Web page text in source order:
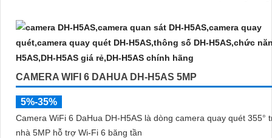
CAMERA WIFI 6 DAHUA DH-H5AS 5MP
5%-35%
Camera WiFi 6 DaHua DH-H5AS là dòng camera quay quét 355°
nhà 5MP hỗ trợ Wi-Fi 6 băng tần